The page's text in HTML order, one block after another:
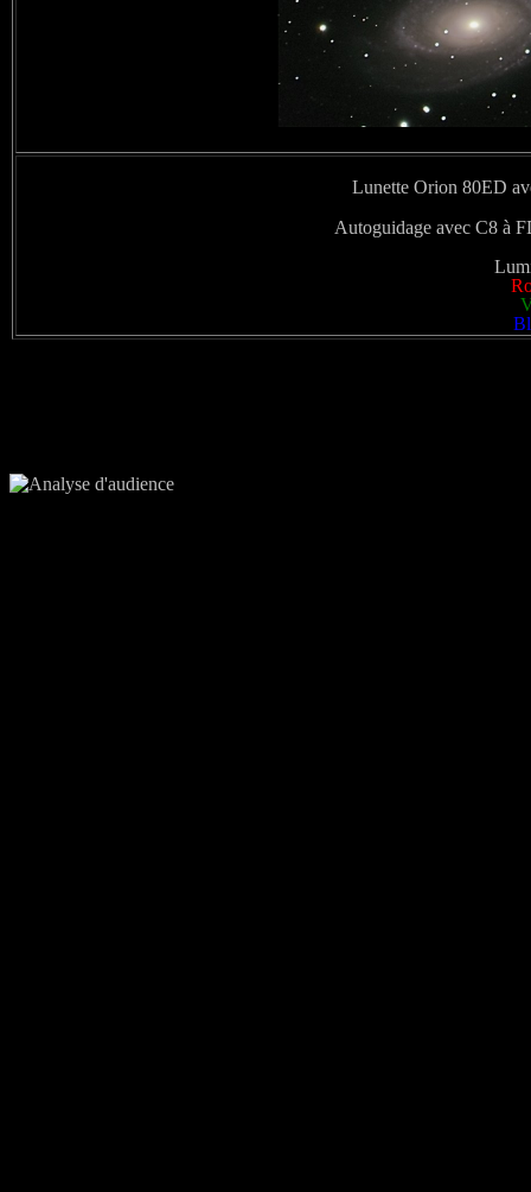
Lunette Orion 80ED
Autoguidage avec C8 à